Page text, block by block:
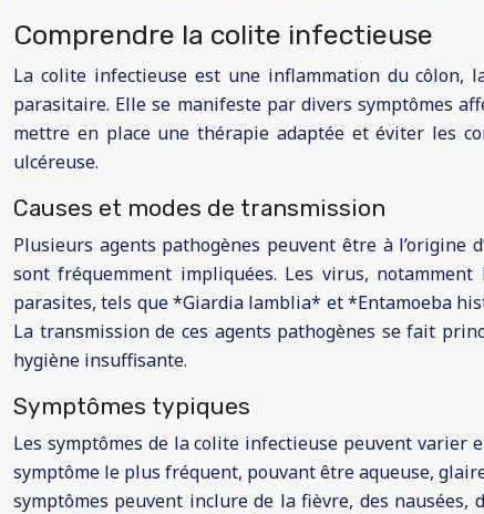
Comprendre la colite infectieuse
La colite infectieuse est une inflammation du côlon,
parasitaire. Elle se manifeste par divers symptômes
mettre en place une thérapie adaptée et éviter les
ulcéreuse.
Causes et modes de transmission
Plusieurs agents pathogènes peuvent être à l’origine
sont fréquemment impliquées. Les virus,
parasites, tels que *Giardia lamblia* et *Entamoeba
La transmission de ces agents pathogènes se fait
hygiène insuffisante.
Symptômes typiques
Les symptômes de la colite infectieuse peuvent varier
symptôme le plus fréquent, pouvant être aqueuse,
symptômes peuvent inclure de la fièvre, des